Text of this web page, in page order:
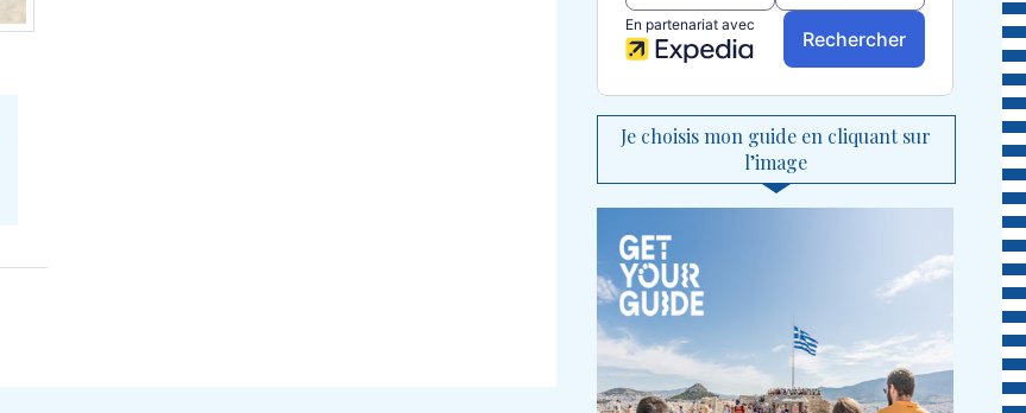
Je choisis mon guide en cliquant sur
l’image